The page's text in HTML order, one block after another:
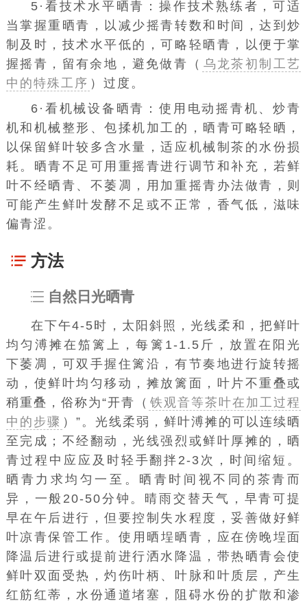
5·看技术水平晒青：操作技术熟练者，可适
当掌握重晒青，以减少摇青转数和时间，达到炒
制及时，技术水平低的，可略轻晒青，以便于掌
握摇青，留有余地，避免做青（ 乌龙茶初制工艺
中的特殊工序 ）过度。
6·看机械设备晒青：使用电动摇青机、炒青
机和机械整形、包揉机加工的，晒青可略轻晒，
以保留鲜叶较多含水量，适应机械制茶的水份损
耗。晒青不足可用重摇青进行调节和补充，若鲜
叶不经晒青、不萎凋，用加重摇青办法做青，则
可能产生鲜叶发酵不足或不正常，香气低，滋味
偏青涩。
方法
自然日光晒青
在下午4-5时，太阳斜照，光线柔和，把鲜叶
均匀溥摊在笳篱上，每篱1-1.5斤，放置在阳光
下萎凋，可双手握住篱沿，有节奏地进行旋转摇
动，使鲜叶均匀移动，摊放篱面，叶片不重叠或
稍重叠，俗称为“开青（ 铁观音等茶叶在加工过程
中的步骤 ） ”。光线柔弱，鲜叶溥摊的可以连续晒
至完成；不经翻动，光线强烈或鲜叶厚摊的，晒
青过程中应应及时轻手翻拌2-3次，时间缩短。
晒青力求均匀一至。晒青时间视不同的茶青而
异，一般20-50分钟。晴雨交替天气，早青可提
早在午后进行，但要控制失水程度，妥善做好鲜
叶凉青保管工作。使用晒埕晒青，应在傍晚埕面
降温后进行或提前进行洒水降温，带热晒青会使
鲜叶双面受热，灼伤叶柄、叶脉和叶质层，产生
红筋红蒂，水份通道堵塞，阻碍水份的扩散和渗